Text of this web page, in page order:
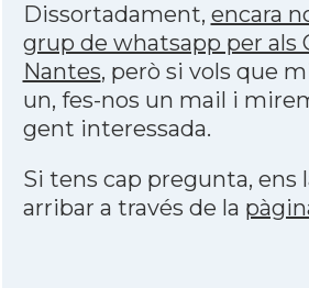
Dissortadament, encara
grup de whatsapp per als
Nantes, però si vols que
un, fes-nos un mail i
gent interessada.
Si tens cap pregunta, ens
arribar a través de la